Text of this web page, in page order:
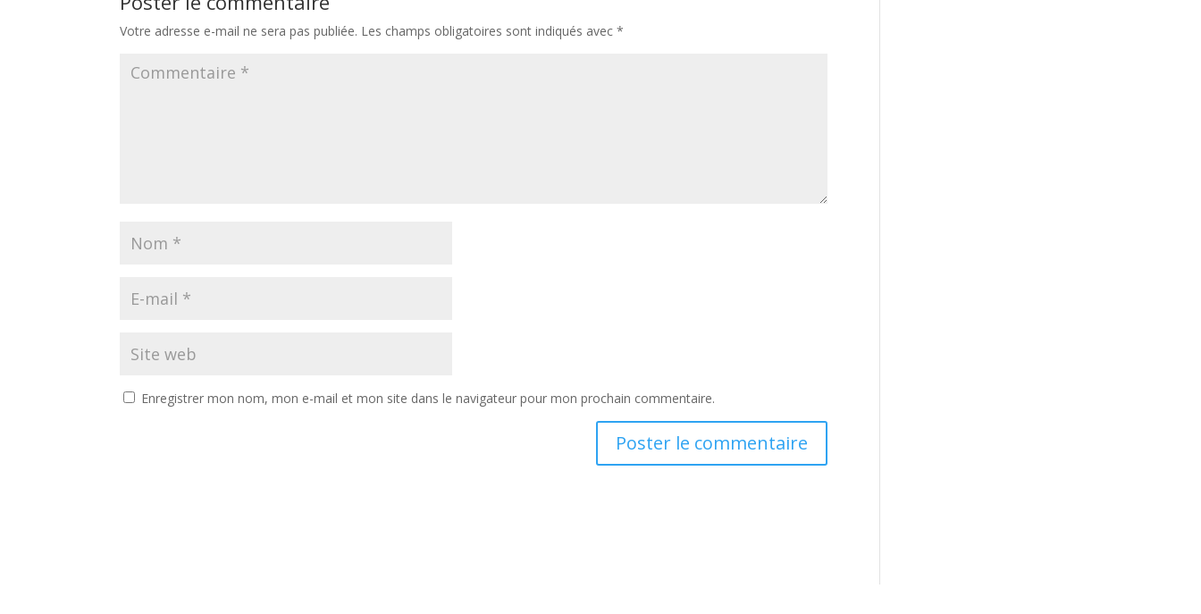
Votre adresse e-mail ne sera pas publiée. Les champs obligatoires sont indiqués avec*
Enregistrer mon nom, mon e-mail et mon site dans le navigateur pour mon prochain commentaire.